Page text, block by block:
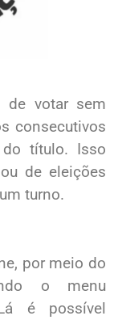
de votar sem
consecutivos
título. Isso
de eleições
turno.
por meio do
o menu
é possível